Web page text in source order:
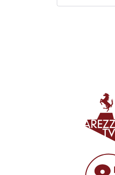
Progetto di vera
Sicurezza del Territorio
00:01:55 - Martedì,
Caldo record in
caldo degli ultimi
Sangue, l'appello di